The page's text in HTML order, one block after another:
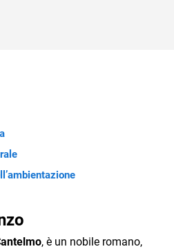
, è un nobile romano,